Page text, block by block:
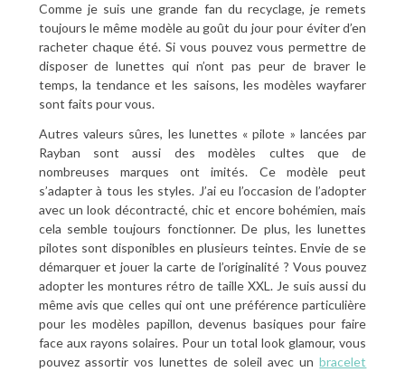
Comme je suis une grande fan du recyclage, je remets
toujours le même modèle au goût du jour pour éviter d’en
racheter chaque été. Si vous pouvez vous permettre de
disposer de lunettes qui n’ont pas peur de braver le
temps, la tendance et les saisons, les modèles wayfarer
sont faits pour vous.
Autres valeurs sûres, les lunettes « pilote » lancées par
Rayban sont aussi des modèles cultes que de
nombreuses marques ont imités. Ce modèle peut
s’adapter à tous les styles. J’ai eu l’occasion de l’adopter
avec un look décontracté, chic et encore bohémien, mais
cela semble toujours fonctionner. De plus, les lunettes
pilotes sont disponibles en plusieurs teintes. Envie de se
démarquer et jouer la carte de l’originalité ? Vous pouvez
adopter les montures rétro de taille XXL. Je suis aussi du
même avis que celles qui ont une préférence particulière
pour les modèles papillon, devenus basiques pour faire
face aux rayons solaires. Pour un total look glamour, vous
pouvez assortir vos lunettes de soleil avec unbracelet